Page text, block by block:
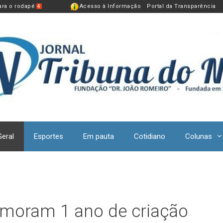
o rodapé 4 Acesso à Informação Portal da Transparência
Esportes Em pauta Cotidiano Colunas
1 ano de criação